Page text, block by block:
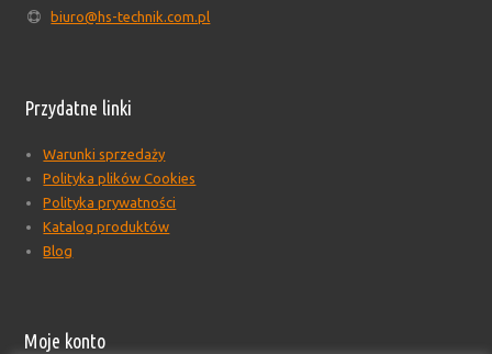
biuro@hs-technik.com.pl
Przydatne linki
Warunki sprzedaży
Polityka plików Cookies
Polityka prywatności
Katalog produktów
Blog
Moje konto